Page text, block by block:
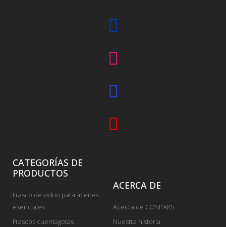
CATEGORÍAS DE
PRODUCTOS
Frasco de vidrio para aceites
esenciales
Frascos cuentagotas
ACERCA DE
Acerca de COSPAKS
Nuestra historia